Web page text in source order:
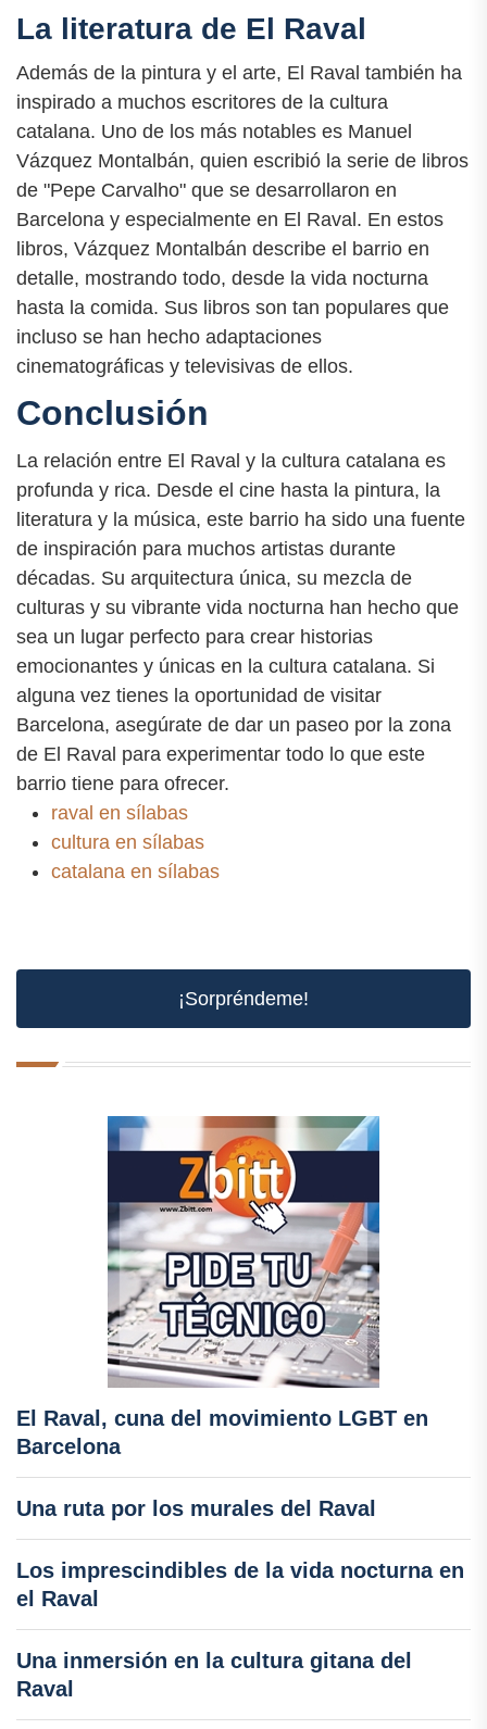
La literatura de El Raval
Además de la pintura y el arte, El Raval también ha
inspirado a muchos escritores de la cultura
catalana. Uno de los más notables es Manuel
Vázquez Montalbán, quien escribió la serie de libros
de "Pepe Carvalho" que se desarrollaron en
Barcelona y especialmente en El Raval. En estos
libros, Vázquez Montalbán describe el barrio en
detalle, mostrando todo, desde la vida nocturna
hasta la comida. Sus libros son tan populares que
incluso se han hecho adaptaciones
cinematográficas y televisivas de ellos.
Conclusión
La relación entre El Raval y la cultura catalana es
profunda y rica. Desde el cine hasta la pintura, la
literatura y la música, este barrio ha sido una fuente
de inspiración para muchos artistas durante
décadas. Su arquitectura única, su mezcla de
culturas y su vibrante vida nocturna han hecho que
sea un lugar perfecto para crear historias
emocionantes y únicas en la cultura catalana. Si
alguna vez tienes la oportunidad de visitar
Barcelona, asegúrate de dar un paseo por la zona
de El Raval para experimentar todo lo que este
barrio tiene para ofrecer.
raval en sílabas
cultura en sílabas
catalana en sílabas
¡Sorpréndeme!
El Raval, cuna del movimiento LGBT en
Barcelona
Una ruta por los murales del Raval
Los imprescindibles de la vida nocturna en
el Raval
Una inmersión en la cultura gitana del
Raval